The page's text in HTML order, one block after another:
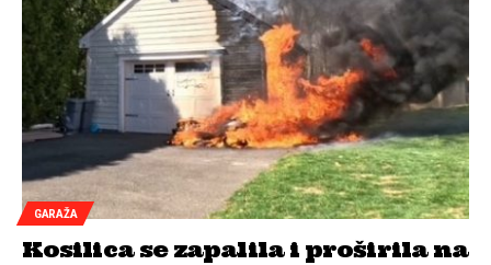
GARAŽA
Kosilica se zapalila i proširila na